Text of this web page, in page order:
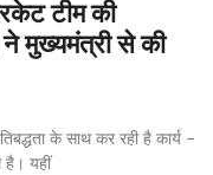
टीम की
ने मुख्यमंत्री से की
के साथ कर रही है कार्य –
है। यहीं